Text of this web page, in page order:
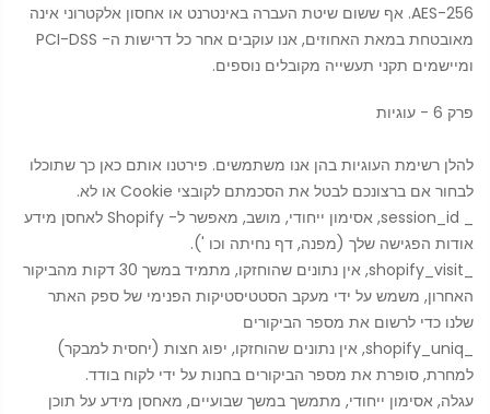
AES-256. אף ששום שיטת העברה באינטרנט או אחסון אלקטרוני אינה
מאובטחת במאת האחוזים, אנו עוקבים אחר כל דרישות ה- PCI-DSS
ומיישמים תקני תעשייה מקובלים נוספים.
פרק 6 - עוגיות
להלן רשימת העוגיות בהן אנו משתמשים. פירטנו אותם כאן כך שתוכלו
לבחור אם ברצונכם לבטל את הסכמתם לקובצי Cookie או לא.
_ session_id, אסימון ייחודי, מושב, מאפשר ל- Shopify לאחסן מידע
אודות הפגישה שלך (מפנה, דף נחיתה וכו ').
_shopify_visit, אין נתונים שהוחזקו, מתמיד במשך 30 דקות מהביקור
האחרון, משמש על ידי מעקב הסטטיסטיקות הפנימי של ספק האתר
שלנו כדי לרשום את מספר הביקורים
_shopify_uniq, אין נתונים שהוחזקו, יפוג חצות (יחסית למבקר)
למחרת, סופרת את מספר הביקורים בחנות על ידי לקוח בודד.
עגלה, אסימון ייחודי, מתמשך במשך שבועיים, מאחסן מידע על תוכן